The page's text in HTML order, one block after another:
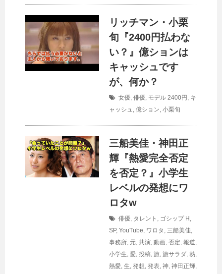
リッチマン・小栗
旬『2400円払わな
い？』億ションは
キャッシュです
が、何か？
女優, 俳優, モデル 2400円 , キ
ャッシュ , 億ション, 小栗旬
三船美佳・神田正
輝『熱愛完全否定
を否定？』小学生
レベルの発想にワ
ロタw
俳優, タレント , ゴシップ H ,
SP, YouTube, ワロタ , 三船美佳,
事務所, 元, 共演, 動画, 否定, 報道,
小学生, 愛, 投稿, 旅, 旅サラダ, 熱,
熱愛, 生, 発想, 発表, 神, 神田正輝,